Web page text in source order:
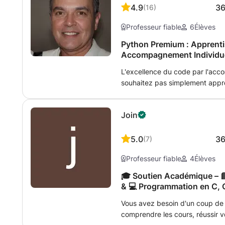
4.9(16)
Professeur fiable 6Élèves
Python Premium :
Accompagnement
L'excellence du code par
souhaitez pas simplement
existantes, ce programme
méthode repose sur une
concrètes. À chaque étape,
votre logique et optimiser
Premium ? Ingénierie pédagogique personnalisée : Le programme n'est
pas figé. Il s'adapte à votre
d'intérêt et à vos ambitions professionnelles.
réalisation : Chaque bloc de
Join
5.0(7)
Professeur fiable 4Élèves
🎓 Soutien Académique –
& 💻 Programmation en C,
Vous avez besoin d'un coup
comprendre les cours, réussir